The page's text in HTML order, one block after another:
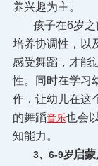
养兴趣为主。
孩子在6岁之
培养协调性，以
感受舞蹈，才能
性。同时在学习
作，让幼儿在这
的舞蹈音乐也会
知能力。
3、 6-9岁启蒙